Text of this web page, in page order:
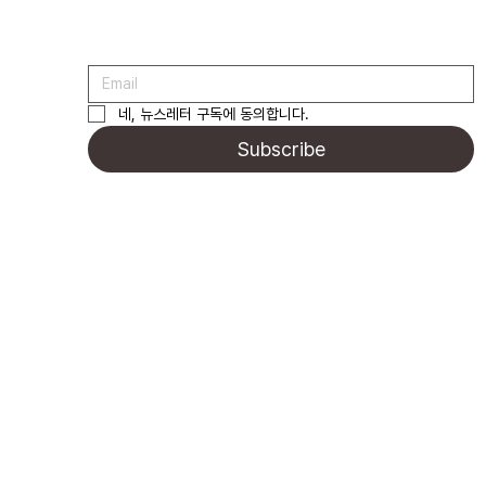
네, 뉴스레터 구독에 동의합니다.
Subscribe